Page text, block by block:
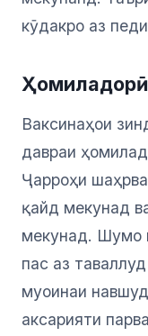
кӯдакро аз
Ҳомиладорӣ
Ваксинаҳои
давраи
Ҷарроҳи
қайд мекунад
мекунад. Шумо
пас аз
муоинаи
аксарияти